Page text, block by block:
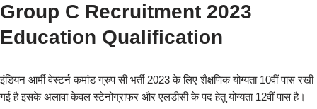
Group C Recruitment 2023
Education Qualification
इंडियन आर्मी वेस्टर्न कमांड ग्रुप सी भर्ती 2023 के लिए शैक्षणिक योग्यता 10वीं पास रखी
गई है इसके अलावा केवल स्टेनोग्राफर और एलडीसी के पद हेतु योग्यता 12वीं पास है।